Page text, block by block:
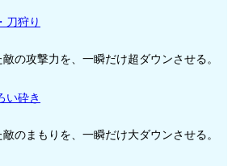
刀狩り
の攻撃力を、一瞬だけ超ダウンさせる。
い砕き
のまもりを、一瞬だけ大ダウンさせる。